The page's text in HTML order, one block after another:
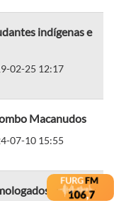
indígenas e
02-25 12:17
Macanudos
07-10 15:55
para